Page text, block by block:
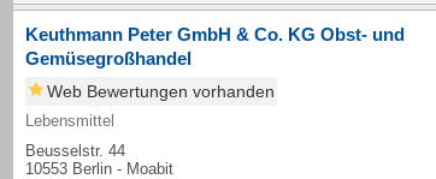
Keuthmann Peter GmbH & Co. KG Obst- und
Gemüsegroßhandel
Web Bewertungen vorhanden
Lebensmittel
Beusselstr. 44
10553 Berlin - Moabit